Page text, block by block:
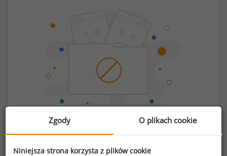
Chcesz porównać swoje zarobki z innymi?
Zgody O plikach cookie
Niniejsza strona korzysta z plików cookie